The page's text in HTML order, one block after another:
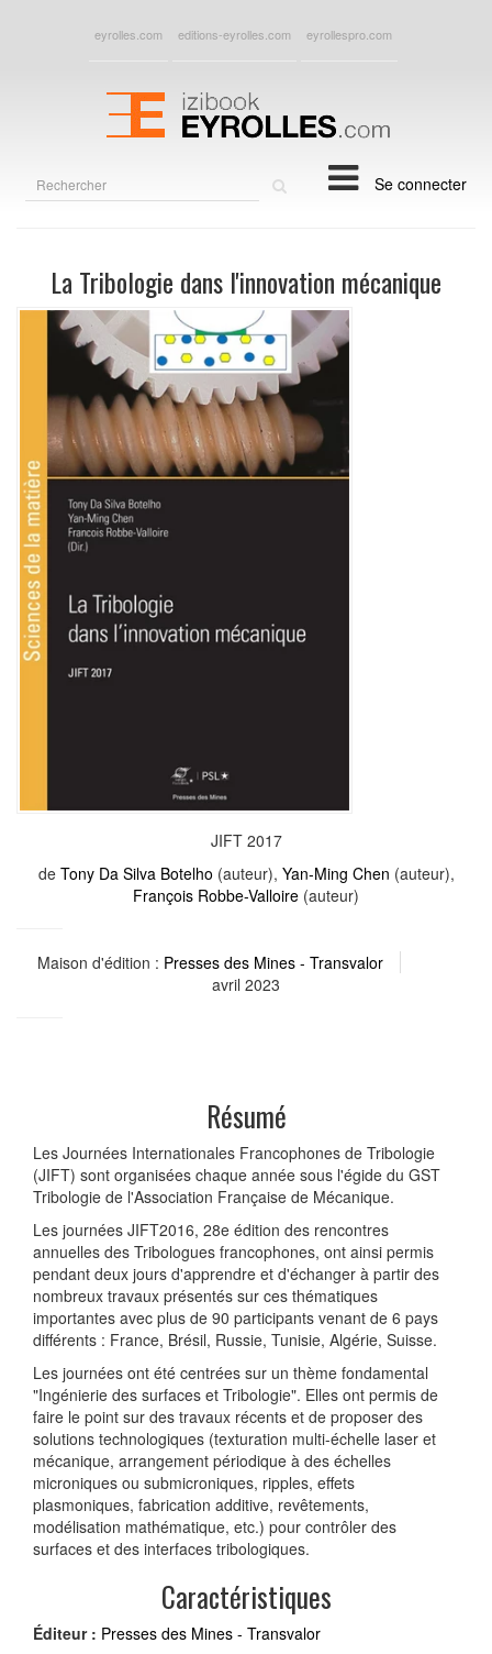
eyrolles.com editions-eyrolles.com eyrollespro.com
Se connecter
La Tribologie dans l'innovation mécanique
JIFT 2017
de Tony Da Silva Botelho (auteur), Yan-Ming Chen (auteur),
François Robbe-Valloire (auteur)
Maison d'édition : Presses des Mines - Transvalor
avril 2023
Résumé
Les Journées Internationales Francophones de Tribologie
(JIFT) sont organisées chaque année sous l'égide du GST
Tribologie de l'Association Française de Mécanique.
Les journées JIFT2016, 28e édition des rencontres
annuelles des Tribologues francophones, ont ainsi permis
pendant deux jours d'apprendre et d'échanger à partir des
nombreux travaux présentés sur ces thématiques
importantes avec plus de 90 participants venant de 6 pays
différents : France, Brésil, Russie, Tunisie, Algérie, Suisse.
Les journées ont été centrées sur un thème fondamental
"Ingénierie des surfaces et Tribologie". Elles ont permis de
faire le point sur des travaux récents et de proposer des
solutions technologiques (texturation multi-échelle laser et
mécanique, arrangement périodique à des échelles
microniques ou submicroniques, ripples, effets
plasmoniques, fabrication additive, revêtements,
modélisation mathématique, etc.) pour contrôler des
surfaces et des interfaces tribologiques.
Caractéristiques
Éditeur : Presses des Mines - Transvalor